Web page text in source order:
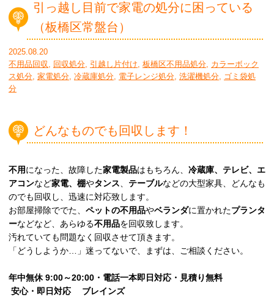
引っ越し目前で家電の処分に困っている
（板橋区常盤台）
2025.08.20
不用品回収, 回収処分, 引越し片付け, 板橋区不用品処分, カラーボック
ス処分, 家電処分, 冷蔵庫処分, 電子レンジ処分, 洗濯機処分, ゴミ袋処
分
どんなものでも回収します！
不用になった、故障した家電製品はもちろん、 冷蔵庫、テレビ、エ
アコンなど家電、棚やタンス テーブルなどの大型家具、どんなも
のでも回収し、迅速に対応致します。
お部屋掃除ででた、 ペットの不用品やベランダに置かれたプランタ
ーなどなど、あらゆる不用品を回収致します。
汚れていても問題なく回収させて頂きます。
「どうしようか…」迷ってないで、まずは、ご相談ください。
年中無休 9:00～20:00・電話一本即日対応・見積り無料
安心・即日対応
ブレインズ